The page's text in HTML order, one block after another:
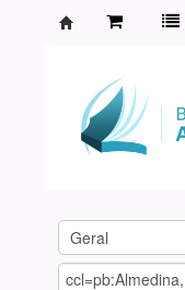
Agamenon
Magalhães